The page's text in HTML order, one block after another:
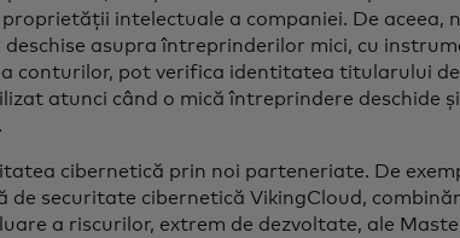
intelectuale a companiei. De aceea,
asupra întreprinderilor mici, cu
conturilor, pot verifica identitatea titularului
atunci când o mică întreprindere deschide și
cibernetică prin noi parteneriate. De
de securitate cibernetică VikingCloud,
a riscurilor, extrem de dezvoltate, ale